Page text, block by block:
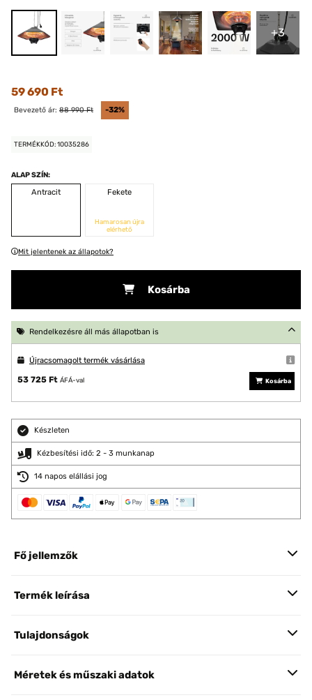
+3
59 690 Ft
Bevezető ár: 88 990 Ft -32%
TERMÉKKÓD: 10035286
ALAP SZÍN:
Antracit
Fekete
Hamarosan újra
elérhető
Mit jelentenek az állapotok?
Kosárba
Rendelkezésre áll más állapotban is
Újracsomagolt termék vásárlása
53 725 Ft ÁFÁ-val Kosárba
Készleten
Kézbesítési idő: 2 - 3 munkanap
14 napos elállási jog
Fő jellemzők
Termék leírása
Tulajdonságok
Méretek és műszaki adatok